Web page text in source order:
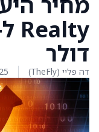
דולר
דה פליי (TheFly) 25 בפברואר 2026